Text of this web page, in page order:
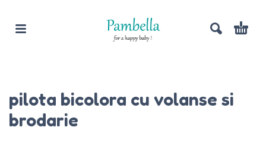
pilota bicolora cu volanse si
brodarie